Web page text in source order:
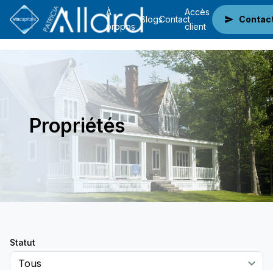
À
propos
BlogsContact
Accès
client
Propriétés
Statut
Tous